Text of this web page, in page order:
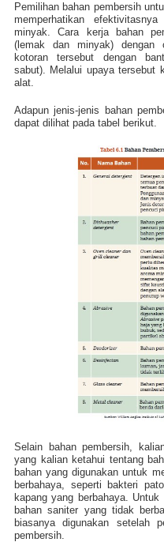
Pemilihan bahan pembersih
memperhatikan
minyak. Cara kerja bahan
(lemak dan minyak) dengan
kotoran tersebut dengan
sabut). Melalui upaya tersebut
alat.
Adapun jenis-jenis bahan
dapat dilihat pada tabel berikut.
Selain bahan pembersih,
yang kalian ketahui tentang
bahan yang digunakan untuk
berbahaya, seperti bakteri
kapang yang berbahaya.
bahan saniter yang tidak
biasanya digunakan setelah
pembersih.